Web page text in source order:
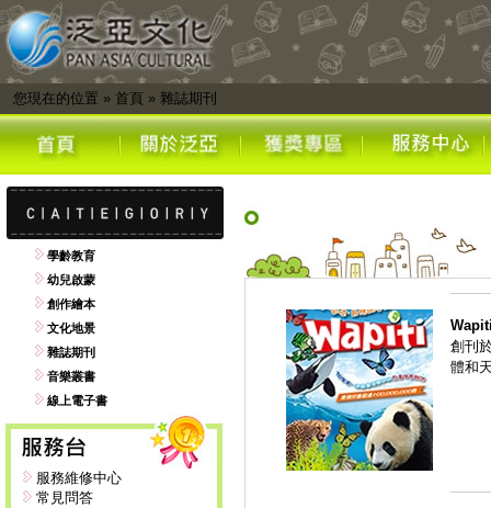
您現在的位置 » 首頁 » 雜誌期刊
學齡教育
幼兒啟蒙
創作繪本
文化地景
雜誌期刊
音樂叢書
線上電子書
服務維修中心
常見問答
創刊
體和